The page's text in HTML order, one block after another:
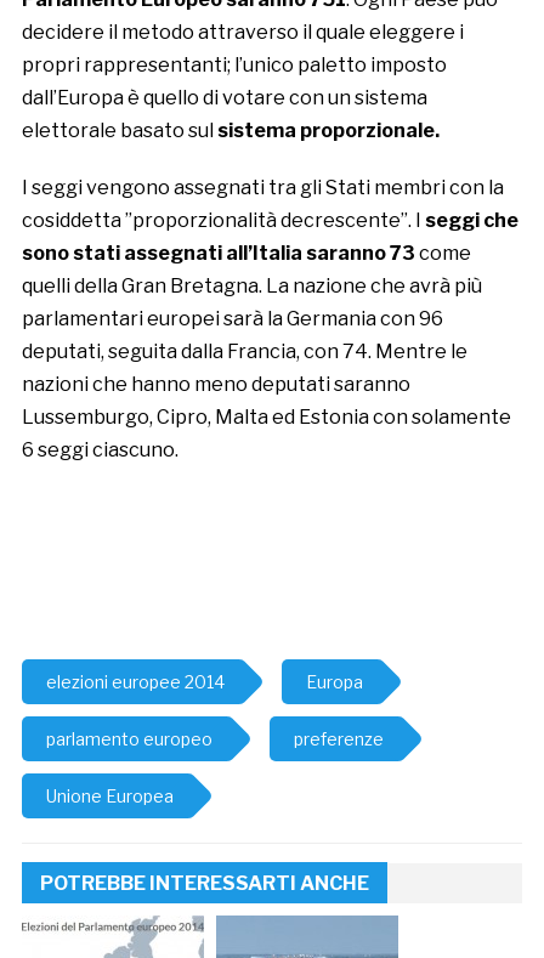
decidere il metodo attraverso il quale eleggere i
propri rappresentanti; l’unico paletto imposto
dall’Europa è quello di votare con un sistema
elettorale basato sul sistema proporzionale.
I seggi vengono assegnati tra gli Stati membri con la
cosiddetta ”proporzionalità decrescente”. I seggi che
sono stati assegnati all’Italia saranno 73 come
quelli della Gran Bretagna. La nazione che avrà più
parlamentari europei sarà la Germania con 96
deputati, seguita dalla Francia, con 74. Mentre le
nazioni che hanno meno deputati saranno
Lussemburgo, Cipro, Malta ed Estonia con solamente
6 seggi ciascuno.
elezioni europee 2014 Europa
parlamento europeo preferenze
Unione Europea
POTREBBE INTERESSARTI ANCHE